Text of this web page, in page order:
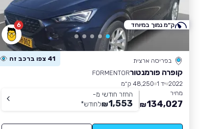
6
בפריסה ארצית 41 צפו ברכב זה
קופרה פורמנטורFORMENTOR
2022 יד 1
48,250 ק״מ
מחיר
134,027
₪
החזר חודשי מ-
1,553
₪לחודש*
ק״מ נמוך במיוחד